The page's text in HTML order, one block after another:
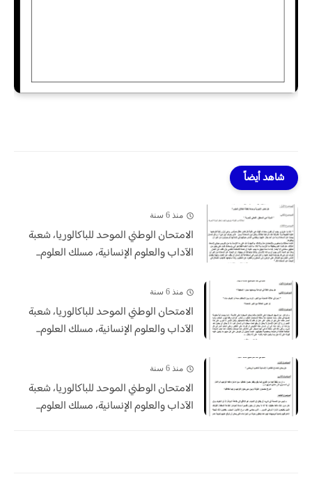
شاهد أيضاً
منذ 6 سنة
الامتحان الوطني الموحد للباكالوريا، شعبة
الآداب والعلوم الإنسانية، مسلك العلوم...
منذ 6 سنة
الامتحان الوطني الموحد للباكالوريا، شعبة
الآداب والعلوم الإنسانية، مسلك العلوم...
منذ 6 سنة
الامتحان الوطني الموحد للباكالوريا، شعبة
الآداب والعلوم الإنسانية، مسلك العلوم...